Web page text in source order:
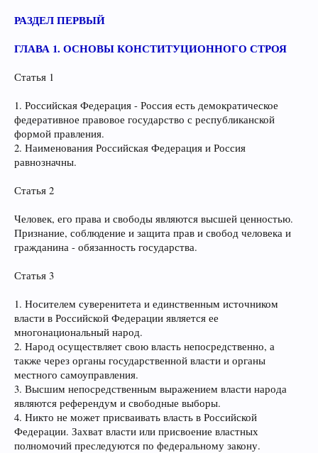
РАЗДЕЛ ПЕРВЫЙ
ГЛАВА 1. ОСНОВЫ КОНСТИТУЦИОННОГО СТРОЯ
Статья 1
1. Российская Федерация - Россия есть демократическое
федеративное правовое государство с республиканской
формой правления.
2. Наименования Российская Федерация и Россия
равнозначны.
Статья 2
Человек, его права и свободы являются высшей ценностью.
Признание, соблюдение и защита прав и свобод человека и
гражданина - обязанность государства.
Статья 3
1. Носителем суверенитета и единственным источником
власти в Российской Федерации является ее
многонациональный народ.
2. Народ осуществляет свою власть непосредственно, а
также через органы государственной власти и органы
местного самоуправления.
3. Высшим непосредственным выражением власти народа
являются референдум и свободные выборы.
4. Никто не может присваивать власть в Российской
Федерации. Захват власти или присвоение властных
полномочий преследуются по федеральному закону.